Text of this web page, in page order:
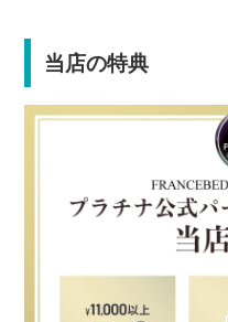
当店の特典